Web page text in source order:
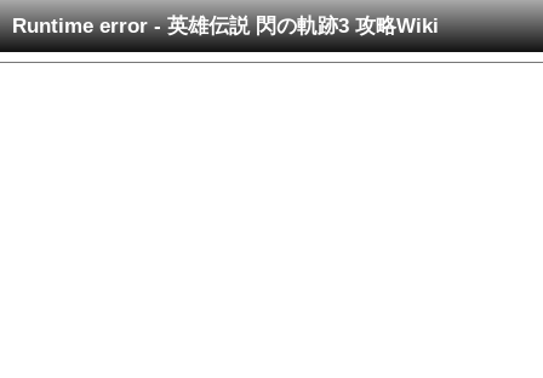
Runtime error - 英雄伝説 閃の軌跡3 攻略Wiki